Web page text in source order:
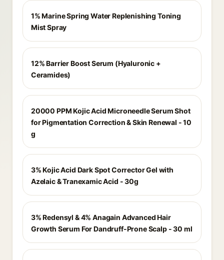
1% Marine Spring Water Replenishing Toning
Mist Spray
12% Barrier Boost Serum (Hyaluronic +
Ceramides)
20000 PPM Kojic Acid Microneedle Serum Shot
for Pigmentation Correction & Skin Renewal - 10
g
3% Kojic Acid Dark Spot Corrector Gel with
Azelaic & Tranexamic Acid - 30g
3% Redensyl & 4% Anagain Advanced Hair
Growth Serum For Dandruff-Prone Scalp - 30 ml